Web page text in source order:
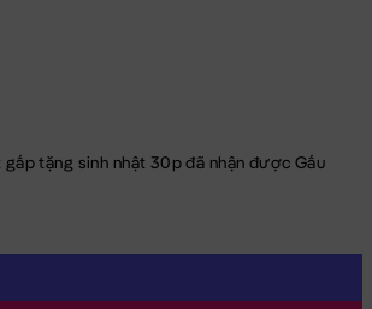
gấp tặng sinh nhật 30p đã nhận được Gấu